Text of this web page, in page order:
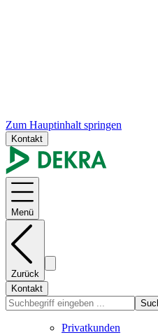
Zum Hauptinhalt springen
Kontakt
Menü
Zurück
Kontakt
Privatkunden